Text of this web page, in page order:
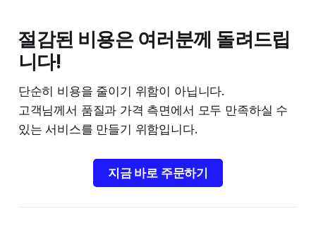
절감된 비용은 여러분께 돌려드립
니다!
단순히 비용을 줄이기 위함이 아닙니다.
고객님께서 품질과 가격 측면에서 모두 만족하실 수
있는 서비스를 만들기 위함입니다.
지금 바로 주문하기